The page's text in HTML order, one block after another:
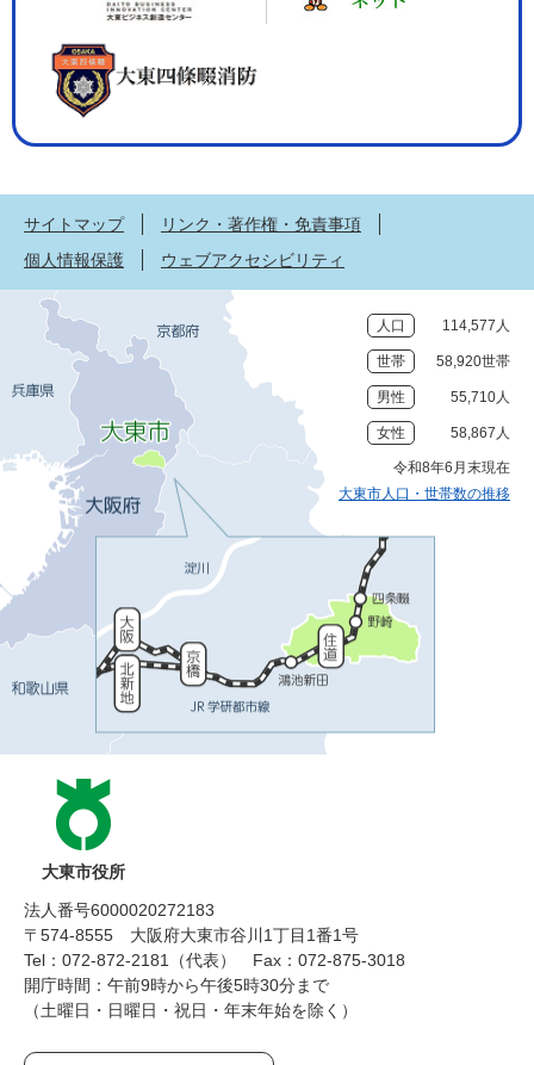
サイトマップ
リンク・著作権・免責事項
個人情報保護
ウェブアクセシビリティ
人口 114,577人
世帯 58,920世帯
男性 55,710人
女性 58,867人
令和8年6月末現在
大東市人口・世帯数の推移
大東市役所
法人番号6000020272183
〒574-8555 大阪府大東市谷川1丁目1番1号
Tel：072-872-2181（代表）
Fax：072-875-3018
開庁時間：午前9時から午後5時30分まで
（土曜日・日曜日・祝日・年末年始を除く）